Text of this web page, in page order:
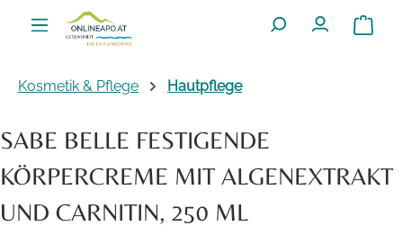
Zum Hauptinhalt springen
Kosmetik & Pflege Hautpflege
SABE BELLE FESTIGENDE
KÖRPERCREME MIT ALGENEXTRAKT
UND CARNITIN, 250 ML